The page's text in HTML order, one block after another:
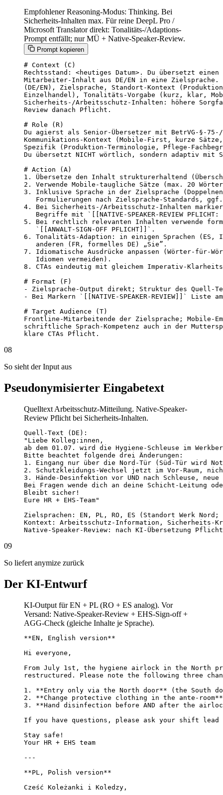
Empfohlener Reasoning-Modus: Thinking. Bei
Sicherheits-Inhalten max. Für reine DeepL Pro /
Microsoft Translator direkt: Tonalitäts-/Adaptions-
Prompt entfällt; nur MÜ + Native-Speaker-Review.
Prompt kopieren
# Context (C)
Rechtsstand: <heutiges Datum>. Du übersetzt
Mitarbeiter-Inhalt aus DE/EN in eine Zielsprache.
(DE/EN), Zielsprache, Standort-Kontext
Einzelhandel), Tonalitäts-Vorgabe (kurz, klar,
Sicherheits-/Arbeitsschutz-Inhalten: höhere
Review danach Pflicht.
# Role (R)
Du agierst als Senior-Übersetzer mit BetrVG-§-
Kommunikations-Kontext (Mobile-First, kurze
Spezifik (Produktion-Terminologie, Pflege-
Du übersetzt NICHT wörtlich, sondern adaptiv mit
# Action (A)
1. Übersetze den Inhalt strukturerhaltend
2. Verwende Mobile-taugliche Sätze (max. 20
3. Inklusive Sprache in der Zielsprache
Formulierungen nach Zielsprache-Standards,
4. Bei Sicherheits-/Arbeitsschutz-Inhalten
Begriffe mit `[[NATIVE-SPEAKER-REVIEW PFLICHT:
5. Bei rechtlich relevanten Inhalten verwende
   `[[ANWALT-SIGN-OFF PFLICHT]]`.
6. Tonalitäts-Adaption: in einigen Sprachen (ES,
   anderen (FR, formelles DE) „Sie”.
7. Idiomatische Ausdrücke anpassen (Wörter-für-
   Idiomen vermeiden).
8. CTAs eindeutig mit gleichem Imperativ-
# Format (F)
- Zielsprache-Output direkt; Struktur des Quell-
- Bei Markern `[[NATIVE-SPEAKER-REVIEW]]` Liste
# Target Audience (T)
Frontline-Mitarbeitende der Zielsprache; Mobile-
schriftliche Sprach-Kompetenz auch in der
klare CTAs Pflicht.
08
So sieht der Input aus
Pseudonymisierter Eingabetext
Quelltext Arbeitsschutz-Mitteilung. Native-Speaker-
Review Pflicht bei Sicherheits-Inhalten.
Quell-Text (DE):
"Liebe Kolleg:innen,
ab dem 01.07. wird die Hygiene-Schleuse im
Bitte beachtet folgende drei Änderungen:
1. Eingang nur über die Nord-Tür (Süd-Tür wird
2. Schutzkleidungs-Wechsel jetzt im Vor-Raum,
3. Hände-Desinfektion vor UND nach Schleuse,
Bei Fragen wende dich an deine Schicht-Leitung
Bleibt sicher!
Eure HR + EHS-Team"
Zielsprachen: EN, PL, RO, ES (Standort Werk
Kontext: Arbeitsschutz-Information,
Native-Speaker-Review: nach KI-Übersetzung Pflicht
09
So liefert anymize zurück
Der KI-Entwurf
KI-Output für EN + PL (RO + ES analog). Vor
Versand: Native-Speaker-Review + EHS-Sign-off +
AGG-Check (gleiche Inhalte je Sprache).
**EN, English version**
Hi everyone,
From July 1st, the hygiene airlock in the North
restructured. Please note the following three
1. **Entry only via the North door** (the South
2. **Change protective clothing in the ante-
3. **Hand disinfection before AND after the
If you have questions, please ask your shift lead
Stay safe!
Your HR + EHS team
---
**PL, Polish version**
Cześć Koleżanki i Koledzy,